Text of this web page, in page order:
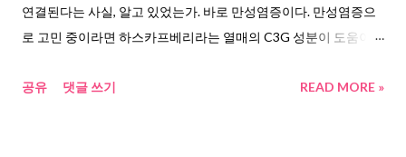
연결된다는 사실, 알고 있었는가. 바로 만성염증이다. 만성염증으
로 고민 중이라면 하스카프베리라는 열매의 C3G 성분이 도움이
는 진짜 이유, 몸이 보내는 신호 40대 중반을 넘기면 몸이 달라진
공유 댓글 쓰기 READ MORE »